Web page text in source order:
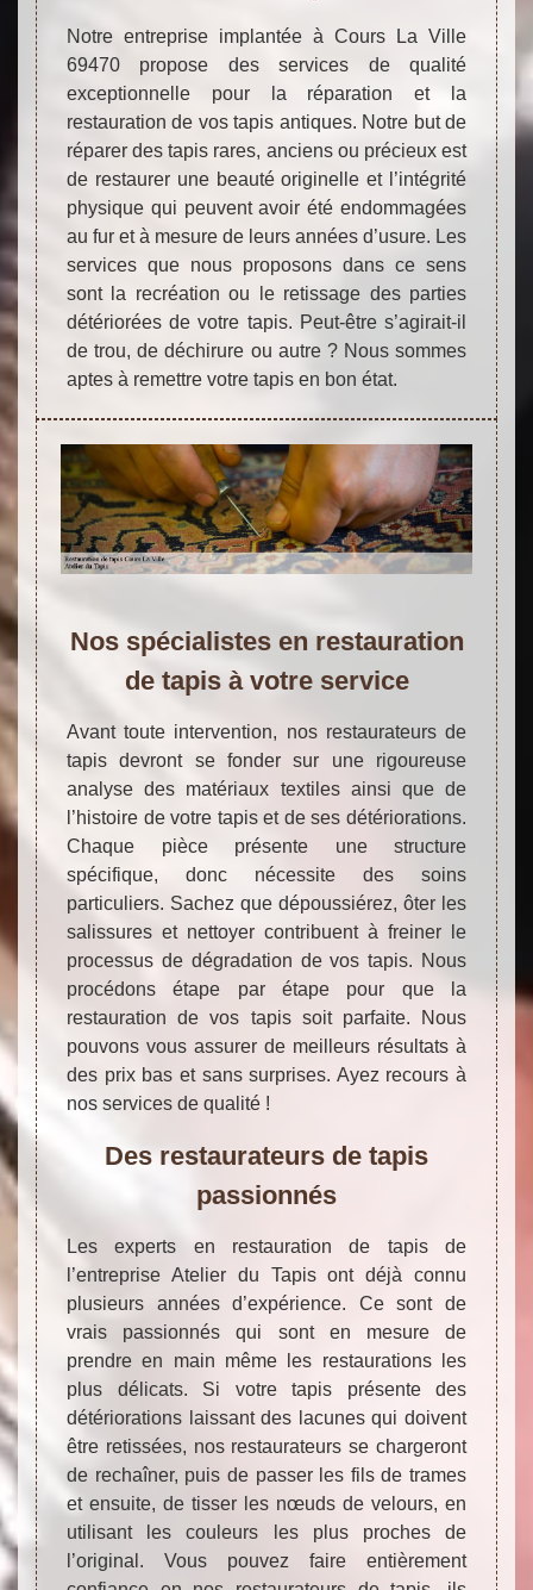
Notre entreprise implantée à Cours La Ville
69470 propose des services de qualité
exceptionnelle pour la réparation et la
restauration de vos tapis antiques. Notre but de
réparer des tapis rares, anciens ou précieux est
de restaurer une beauté originelle et l’intégrité
physique qui peuvent avoir été endommagées
au fur et à mesure de leurs années d’usure. Les
services que nous proposons dans ce sens
sont la recréation ou le retissage des parties
détériorées de votre tapis. Peut-être s’agirait-il
de trou, de déchirure ou autre ? Nous sommes
aptes à remettre votre tapis en bon état.
Nos spécialistes en restauration
de tapis à votre service
Avant toute intervention, nos restaurateurs de
tapis devront se fonder sur une rigoureuse
analyse des matériaux textiles ainsi que de
l’histoire de votre tapis et de ses détériorations.
Chaque pièce présente une structure
spécifique, donc nécessite des soins
particuliers. Sachez que dépoussiérez, ôter les
salissures et nettoyer contribuent à freiner le
processus de dégradation de vos tapis. Nous
procédons étape par étape pour que la
restauration de vos tapis soit parfaite. Nous
pouvons vous assurer de meilleurs résultats à
des prix bas et sans surprises. Ayez recours à
nos services de qualité !
Des restaurateurs de tapis
passionnés
Les experts en restauration de tapis de
l’entreprise Atelier du Tapis ont déjà connu
plusieurs années d’expérience. Ce sont de
vrais passionnés qui sont en mesure de
prendre en main même les restaurations les
plus délicats. Si votre tapis présente des
détériorations laissant des lacunes qui doivent
être retissées, nos restaurateurs se chargeront
de rechaîner, puis de passer les fils de trames
et ensuite, de tisser les nœuds de velours, en
utilisant les couleurs les plus proches de
l’original. Vous pouvez faire entièrement